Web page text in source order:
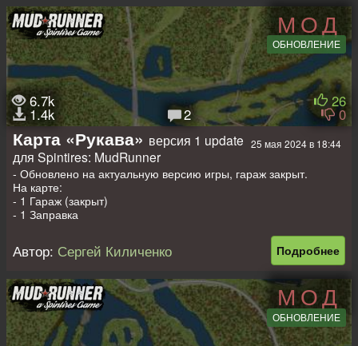
- 1 Лесоповал
- 2 Точки погрузки
- 5 Лесопилок
- 9 Точек разведки
- 4 Авто на старте (заменяемые)
- Размер карты 32х32 (1024 х 1024 м)
Всем приятных покатушек!))
МОД
ОБНОВЛЕНИЕ
6.7k
1.4k 2
26
0
25 мая 2024 в 18:44
Карта «Рукава» версия 1 update
для Spintires: MudRunner
- Обновлено на актуальную версию игры, гараж закрыт.
На карте:
- 1 Гараж (закрыт)
- 1 Заправка
- 4 лесопилок
- 4 Авто на старте (заменяемые)
Карта 1х1 км (лето и осень)
Всем приятных покатушек!))
Подробнее
Автор: Сергей Киличенко
МОД
ОБНОВЛЕНИЕ